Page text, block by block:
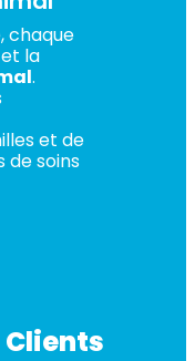
chaque
et la
.
et de
de soins
Clients